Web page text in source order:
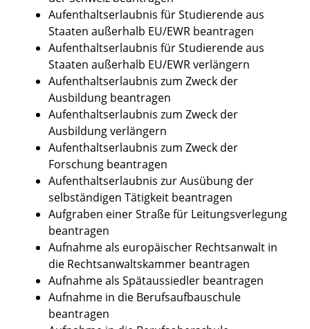
Aufenthaltserlaubnis für Studierende aus
Staaten außerhalb EU/EWR beantragen
Aufenthaltserlaubnis für Studierende aus
Staaten außerhalb EU/EWR verlängern
Aufenthaltserlaubnis zum Zweck der
Ausbildung beantragen
Aufenthaltserlaubnis zum Zweck der
Ausbildung verlängern
Aufenthaltserlaubnis zum Zweck der
Forschung beantragen
Aufenthaltserlaubnis zur Ausübung der
selbständigen Tätigkeit beantragen
Aufgraben einer Straße für Leitungsverlegung
beantragen
Aufnahme als europäischer Rechtsanwalt in
die Rechtsanwaltskammer beantragen
Aufnahme als Spätaussiedler beantragen
Aufnahme in die Berufsaufbauschule
beantragen